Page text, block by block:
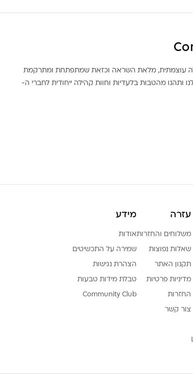
עוצמתית, מלאת השראה וכזאת שמתפתחת ומתרקמת
ותהנו מהטבות בלעדיות וחוות קהילה ייחודית לחברי ה-
עזרה
משלוחים והחזרות
שאלות נפוצות
תקנון האתר
מדיניות פרטיות
החזרות
צור קשר
מידע
אודות
שמירה על התכשיטים
הצהרת נגישות
טבלת מידות טבעות
Community Club